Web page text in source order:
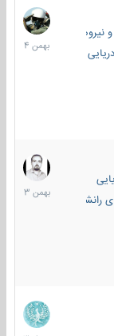
ویژه‌ی دریایی
22
بهمن
1404
دریایی
6
بهمن
1403
2
مرداد